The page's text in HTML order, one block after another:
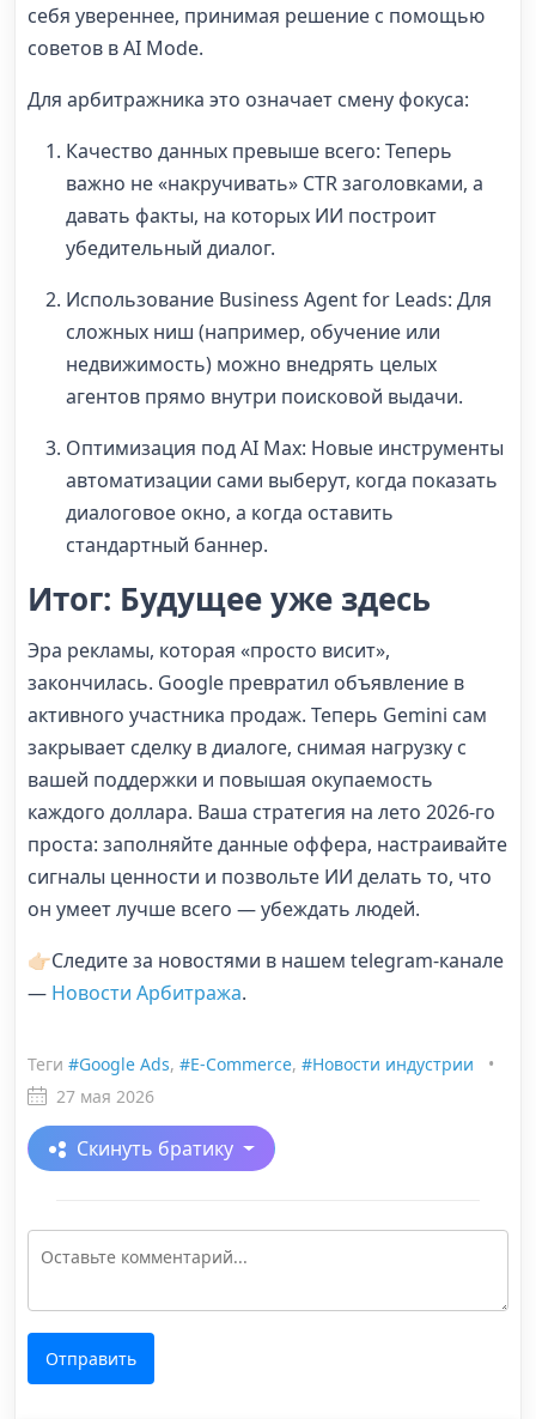
себя увереннее, принимая решение с помощью
советов в AI Mode.
Для арбитражника это означает смену фокуса:
Качество данных превыше всего: Теперь
важно не «накручивать» CTR заголовками, а
давать факты, на которых ИИ построит
убедительный диалог.
Использование Business Agent for Leads: Для
сложных ниш (например, обучение или
недвижимость) можно внедрять целых
агентов прямо внутри поисковой выдачи.
Оптимизация под AI Max: Новые инструменты
автоматизации сами выберут, когда показать
диалоговое окно, а когда оставить
стандартный баннер.
Итог: Будущее уже здесь
Эра рекламы, которая «просто висит»,
закончилась. Google превратил объявление в
активного участника продаж. Теперь Gemini сам
закрывает сделку в диалоге, снимая нагрузку с
вашей поддержки и повышая окупаемость
каждого доллара. Ваша стратегия на лето 2026-го
проста: заполняйте данные оффера, настраивайте
сигналы ценности и позвольте ИИ делать то, что
он умеет лучше всего — убеждать людей.
👉🏻Следите за новостями в нашем telegram-канале
— Новости Арбитража.
Теги #Google Ads, #E-Commerce, #Новости индустрии
•
27 мая 2026
Скинуть братику
Отправить